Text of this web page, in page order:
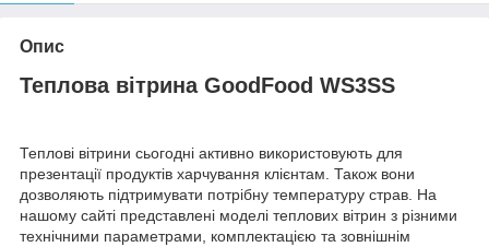
Опис
Теплова вітрина GoodFood WS3SS
Теплові вітрини сьогодні активно використовують для
презентації продуктів харчування клієнтам. Також вони
дозволяють підтримувати потрібну температуру страв. На
нашому сайті представлені моделі теплових вітрин з різними
технічними параметрами, комплектацією та зовнішнім